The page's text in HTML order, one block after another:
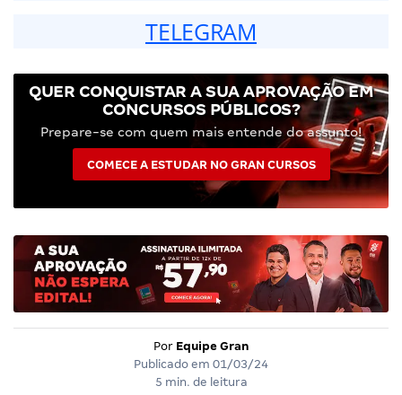
TELEGRAM
QUER CONQUISTAR A SUA APROVAÇÃO EM
CONCURSOS PÚBLICOS?
Prepare-se com quem mais entende do assunto!
COMECE A ESTUDAR NO GRAN CURSOS
Por Equipe Gran
Publicado em 01/03/24
5 min. de leitura